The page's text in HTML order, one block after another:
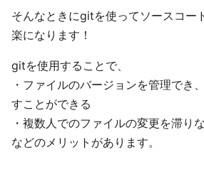
そんなときにgitを使ってソースコー
楽になります！
gitを使用することで、
・ファイルのバージョンを管理でき
すことができる
・複数人でのファイルの変更を滞り
などのメリットがあります。